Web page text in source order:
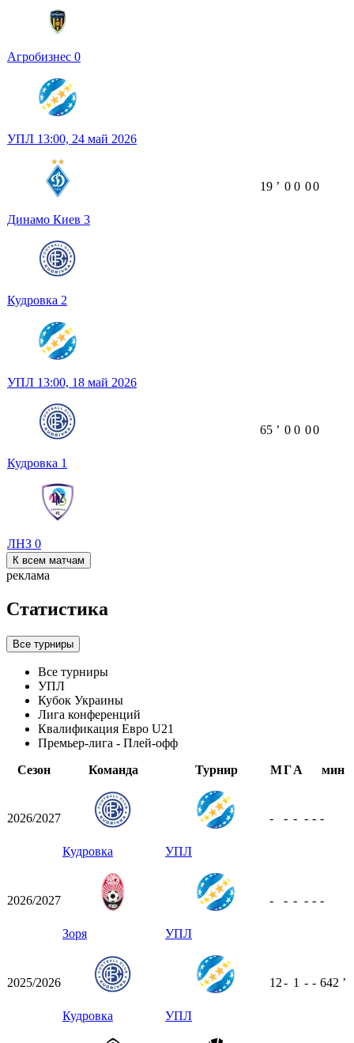
Агробизнес 0
УПЛ 13:00, 24 май 2026
Динамо Киев 3
Кудровка 2
19 ʼ 0 0 00
УПЛ 13:00, 18 май 2026
Кудровка 1
ЛНЗ 0
65 ʼ 0 0 00
К всем матчам
реклама
Статистика
Все турниры
Все турниры
УПЛ
Кубок Украины
Лига конференций
Квалификация Евро U21
Премьер-лига - Плей-офф
Сезон
Команда Турнир МГА мин
2026/2027
Кудровка УПЛ
- - - - - -
2026/2027
Зоря УПЛ
- - - - - -
2025/2026
Кудровка УПЛ
12- 1 - - 642 ʼ